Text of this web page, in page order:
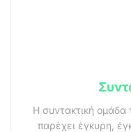
Η συντακτική
παρέχει έγκυρη,